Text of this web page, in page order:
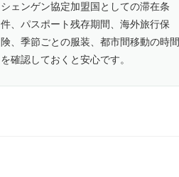
シェンゲン協定加盟国としての滞在条
件、パスポート残存期間、海外旅行保
険、季節ごとの服装、都市間移動の時間
を確認しておくと安心です。